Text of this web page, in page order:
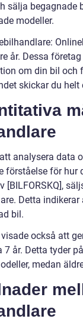
sälja begagnade
modeller.
år. Dessa
om din bil och
skickar du
analysera data
förståelse för hur
[BILFORSKQ],
Detta
bil.
också att
7 år. Detta tyder
medan